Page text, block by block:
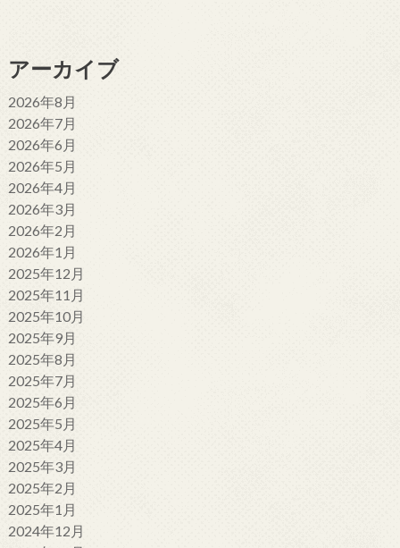
アーカイブ
2026年8月
2026年7月
2026年6月
2026年5月
2026年4月
2026年3月
2026年2月
2026年1月
2025年12月
2025年11月
2025年10月
2025年9月
2025年8月
2025年7月
2025年6月
2025年5月
2025年4月
2025年3月
2025年2月
2025年1月
2024年12月